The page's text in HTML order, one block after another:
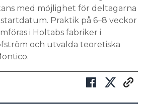
med möjlighet för deltagarna
Praktik på 6–8 veckor
i Holtabs fabriker i
och utvalda teoretiska